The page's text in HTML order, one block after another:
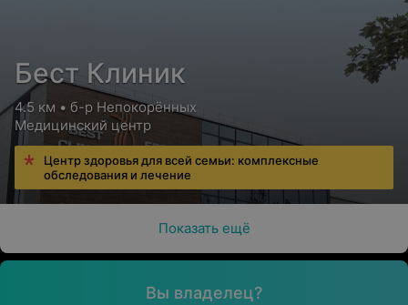
Бест Клиник
4.5 км • б-р Непокорённых
Медицинский центр
Центр здоровья для всей семьи: комплексные
обследования и лечение
Показать ещё
Вы владелец?